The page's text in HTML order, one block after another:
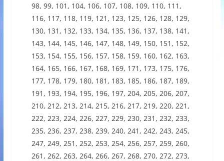
98, 99, 101, 104, 106, 107, 108, 109, 110, 111,
116, 117, 118, 119, 121, 123, 125, 126, 128, 129,
130, 131, 132, 133, 134, 135, 136, 137, 138, 141,
143, 144, 145, 146, 147, 148, 149, 150, 151, 152,
153, 154, 155, 156, 157, 158, 159, 160, 162, 163,
164, 165, 166, 167, 168, 169, 171, 173, 175, 176,
177, 178, 179, 180, 181, 183, 185, 186, 187, 189,
191, 193, 194, 195, 196, 197, 204, 205, 206, 207,
210, 212, 213, 214, 215, 216, 217, 219, 220, 221,
222, 223, 224, 226, 227, 229, 230, 231, 232, 233,
235, 236, 237, 238, 239, 240, 241, 242, 243, 245,
247, 249, 251, 252, 253, 254, 256, 257, 259, 260,
261, 262, 263, 264, 266, 267, 268, 270, 272, 273,